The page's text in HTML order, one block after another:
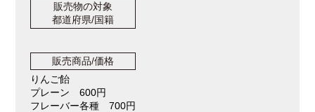
販売物の対象
都道府県/国籍
販売商品/価格
りんご飴
プレーン 600円
フレーバー各種 700円